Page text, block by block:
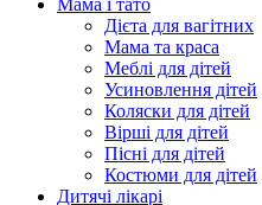
Дієта для вагітних
Мама та краса
Меблі для дітей
Усиновлення дітей
Коляски для дітей
Вірші для дітей
Пісні для дітей
Костюми для дітей
Дитячі лікарі